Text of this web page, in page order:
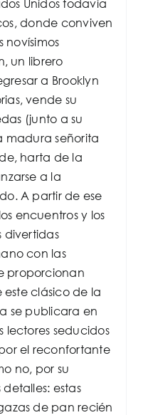
donde conviven
novísimos
un librero
a Brooklyn
vende su
(junto a su
madura señorita
harta de la
a la
A partir de ese
encuentros y los
divertidas
con las
proporcionan
este clásico de la
se publicara en
lectores seducidos
el reconfortante
no, por su
estas
de pan recién